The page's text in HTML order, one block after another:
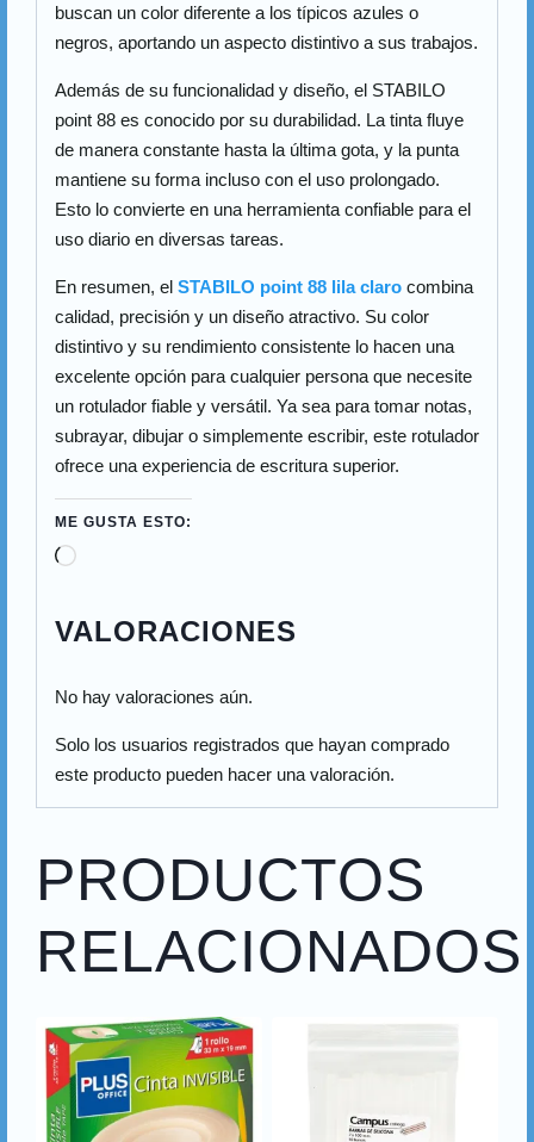
buscan un color diferente a los típicos azules o
negros, aportando un aspecto distintivo a sus trabajos.
Además de su funcionalidad y diseño, el STABILO
point 88 es conocido por su durabilidad. La tinta fluye
de manera constante hasta la última gota, y la punta
mantiene su forma incluso con el uso prolongado.
Esto lo convierte en una herramienta confiable para el
uso diario en diversas tareas.
En resumen, el STABILO point 88 lila clarocombina
calidad, precisión y un diseño atractivo. Su color
distintivo y su rendimiento consistente lo hacen una
excelente opción para cualquier persona que necesite
un rotulador fiable y versátil. Ya sea para tomar notas,
subrayar, dibujar o simplemente escribir, este rotulador
ofrece una experiencia de escritura superior.
ME GUSTA ESTO:
VALORACIONES
No hay valoraciones aún.
Solo los usuarios registrados que hayan comprado
este producto pueden hacer una valoración.
PRODUCTOS
RELACIONADOS